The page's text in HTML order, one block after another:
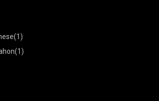
(1)
(1)